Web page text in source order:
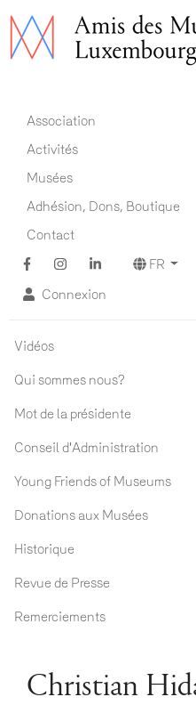
Main
Association
Activités
Musées
Adhésion, Dons, Boutique
Contact
FR
Connexion
Association
Vidéos
Qui sommes nous?
Mot de la présidente
Conseil d'Administration
Young Friends of Museums
Donations aux Musées
Historique
Revue de Presse
Remerciements
Christian